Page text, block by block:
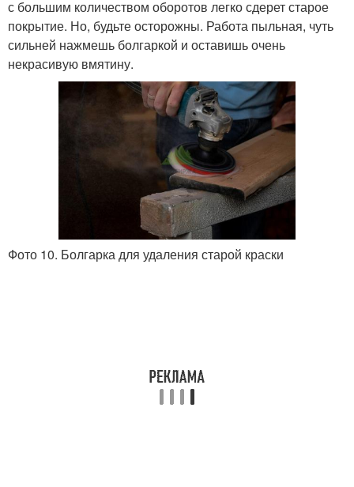
с большим количеством оборотов легко сдерет старое
покрытие. Но, будьте осторожны. Работа пыльная, чуть
сильней нажмешь болгаркой и оставишь очень
некрасивую вмятину.
Фото 10. Болгарка для удаления старой краски